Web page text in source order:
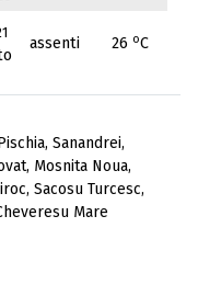
assenti 26 oC
, Sanandrei,
, Mosnita Noua,
, Sacosu Turcesc,
Mare